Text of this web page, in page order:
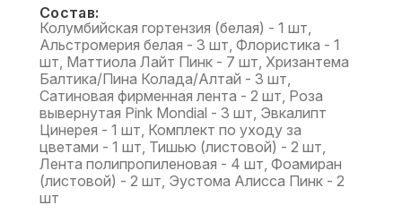
Состав:
Колумбийская гортензия (белая) - 1 шт,
Альстромерия белая - 3 шт, Флористика - 1
шт, Маттиола Лайт Пинк - 7 шт, Хризантема
Балтика/Пина Колада/Алтай - 3 шт,
Сатиновая фирменная лента - 2 шт, Роза
вывернутая Pink Mondial - 3 шт, Эвкалипт
Цинерея - 1 шт, Комплект по уходу за
цветами - 1 шт, Тишью (листовой) - 2 шт,
Лента полипропиленовая - 4 шт, Фоамиран
(листовой) - 2 шт, Эустома Алисса Пинк - 2
шт